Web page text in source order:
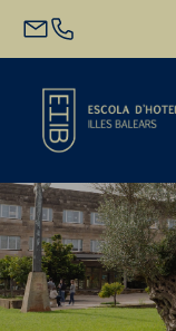
Inici
Oferta acadèmica